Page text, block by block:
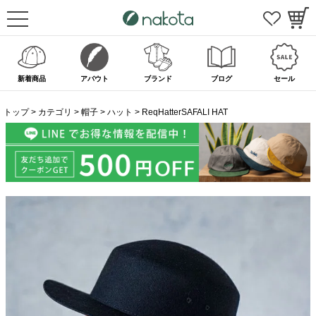
新着商品 アバウト ブランド ブログ セール
トップ カテゴリ 帽子 ハット ReqHatterSAFALI HAT